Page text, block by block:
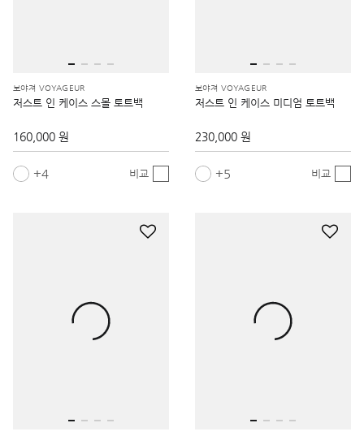
보야져 VOYAGEUR
저스트 인 케이스 스몰 토트백
160,000 원
4 비교
보야져 VOYAGEUR
저스트 인 케이스 미디엄 토트백
230,000 원
5 비교